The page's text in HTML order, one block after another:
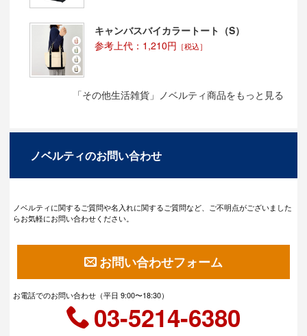
キャンバスバイカラートート（S）
参考上代：1,210円 ［税込］
「その他生活雑貨」ノベルティ商品をもっと見る
ノベルティのお問い合わせ
ノベルティに関するご質問や名入れに関するご質問など、ご不明点がございました
らお気軽にお問い合わせください。
お問い合わせフォーム
お電話でのお問い合わせ（平日 9:00〜18:30）
03-5214-6380